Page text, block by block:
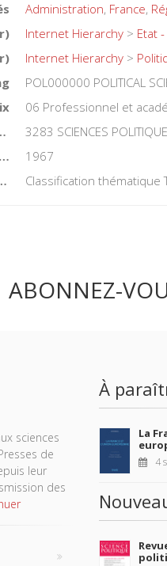
Administration, France,
Internet Hierarchy > Etat
Internet Hierarchy >
POL000000 POLITICAL
06 Professionnel et
2019 )
3283 SCIENCES
Date de première publication du titre
1967
sujet
Classification
ABONNEZ-
sciences
de
leur
des
À
La
4